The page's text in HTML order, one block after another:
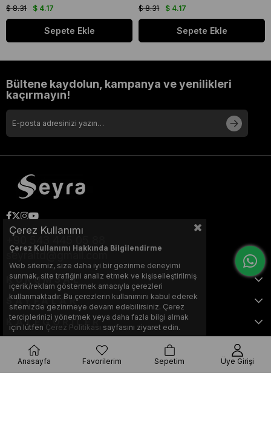
$ 4.17
$ 8.31
Sepete Ekle
$ 4.17
$ 8.31
Sepete Ekle
Bültene kaydolun, kampanya ve yenilikleri
kaçırmayın!
seyraltd@gmail.com
KURUMSAL
SAYFALAR
KATEGORİLER
Bu web sitesi, Nihat KILIÇARSLAN tarafından tasarlanmış ve optimize
Çerez Kullanımı
Çerez Kullanımı Hakkında Bilgilendirme
Web sitemiz, size daha iyi bir gezinme deneyimi
sunmak, site trafiğini analiz etmek ve kişiselleştirilmiş
içerik/reklam göstermek amacıyla çerezleri
kullanmaktadır. Bu çerezlerin kullanımını kabul ederek
sitemizde gezinmeye devam edebilirsiniz. Çerez
terciplerinizi yönetmek veya daha fazla bilgi almak
için lütfen Çerez Politikası sayfasını ziyaret edin.
Anasayfa Favorilerim Sepetim Üye Girişi